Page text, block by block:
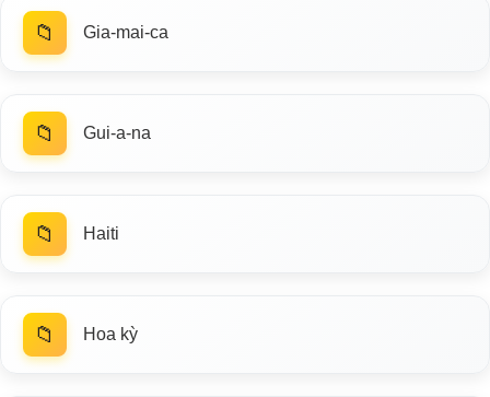
📁 Gia-mai-ca
📁 Gui-a-na
📁 Haiti
📁 Hoa kỳ